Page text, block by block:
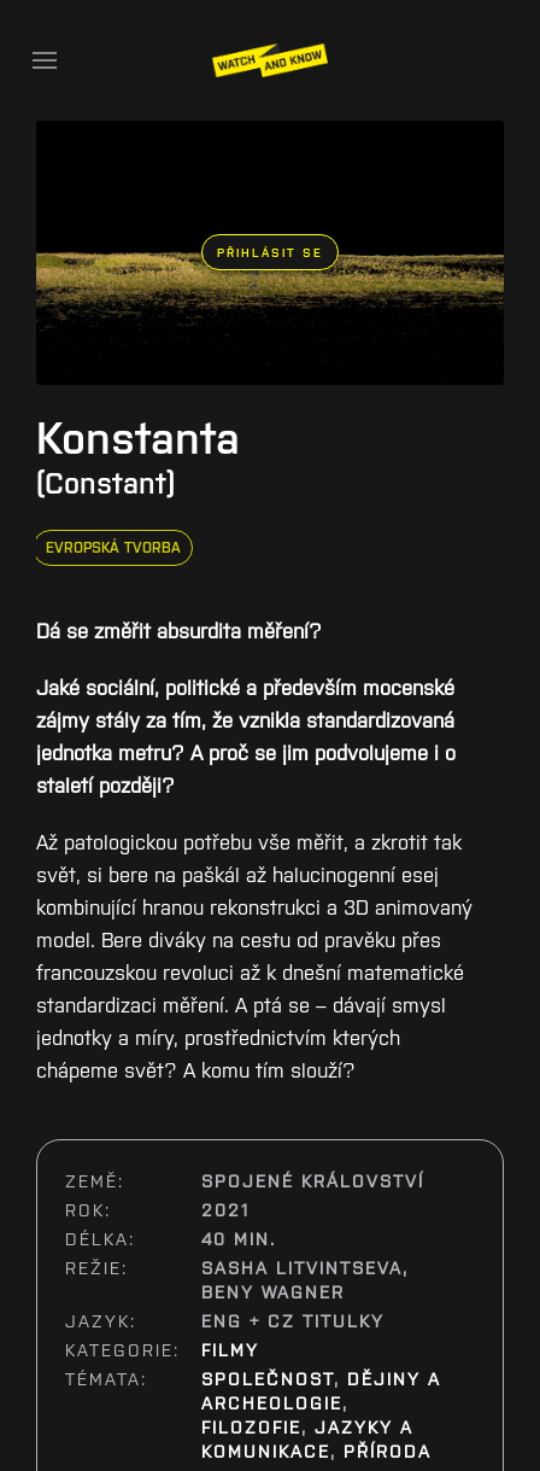
PŘIHLÁSIT SE
Konstanta
(Constant)
EVROPSKÁ TVORBA
Dá se změřit absurdita měření?
Jaké sociální, politické a především mocenské
zájmy stály za tím, že vznikla standardizovaná
jednotka metru? A proč se jim podvolujeme i o
staletí později?
Až patologickou potřebu vše měřit, a zkrotit tak
svět, si bere na paškál až halucinogenní esej
kombinující hranou rekonstrukci a 3D animovaný
model. Bere diváky na cestu od pravěku přes
francouzskou revoluci až k dnešní matematické
standardizaci měření. A ptá se – dávají smysl
jednotky a míry, prostřednictvím kterých
chápeme svět? A komu tím slouží?
ZEMĚ:
SPOJENÉ KRÁLOVSTVÍ
ROK:
2021
DÉLKA:
40 MIN.
REŽIE:
SASHA LITVINTSEVA,
BENY WAGNER
JAZYK:
ENG + CZ TITULKY
KATEGORIE:
FILMY
TÉMATA:
SPOLEČNOST, DĚJINY A
ARCHEOLOGIE,
FILOZOFIE, JAZYKY A
KOMUNIKACE, PŘÍRODA